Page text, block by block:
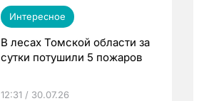
Интересное
В лесах Томской области за
сутки потушили 5 пожаров
12:31 / 30.07.26